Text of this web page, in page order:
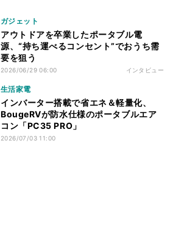
ガジェット
アウトドアを卒業したポータブル電
源、“持ち運べるコンセント”でおうち需
要を狙う
2026/06/29 06:00 インタビュー
生活家電
インバーター搭載で省エネ＆軽量化、
BougeRVが防水仕様のポータブルエア
コン「PC35 PRO」
2026/07/03 11:00